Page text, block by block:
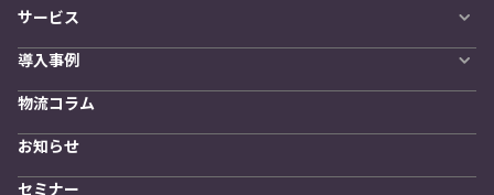
サービス
LYNA DXプラットフォーム
発着管理オプション
訪問計画
物流拠点最適化
開発者向けサービス
導入事例
導入をご検討の方へ
物流コラム
お知らせ
セミナー